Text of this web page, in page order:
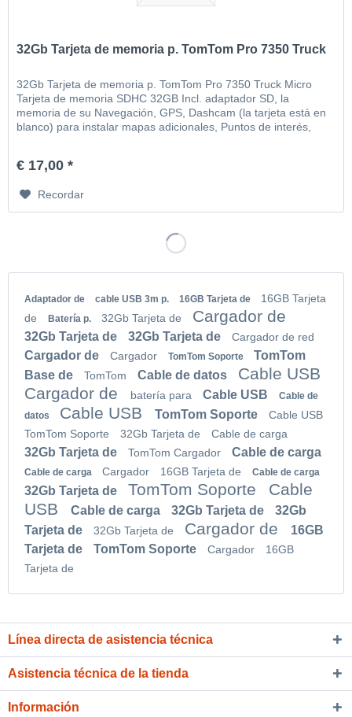
32Gb Tarjeta de memoria p. TomTom Pro 7350 Truck
32Gb Tarjeta de memoria p. TomTom Pro 7350 Truck Micro
Tarjeta de memoria SDHC 32GB Incl. adaptador SD, la
memoria de su Navegación, GPS, Dashcam (la tarjeta está en
blanco) para instalar mapas adicionales, Puntos de interés,
€ 17,00 *
Recordar
Adaptador de cable USB 3m p. 16GB Tarjeta de
16GB Tarjeta
de
Batería p. 32Gb Tarjeta de Cargador de
32Gb Tarjeta de 32Gb Tarjeta de Cargador de red
Cargador de Cargador TomTom Soporte
TomTom
Base de
TomTom Cable de datos
Cable USB
Cargador de
batería para Cable USB
Cable de
datos
Cable USB TomTom Soporte
Cable USB
TomTom Soporte
32Gb Tarjeta de Cable de carga
32Gb Tarjeta de TomTom Cargador Cable de carga
Cable de carga Cargador 16GB Tarjeta de Cable de carga
32Gb Tarjeta de TomTom Soporte
Cable
USB
Cable de carga 32Gb Tarjeta de
32Gb
Tarjeta de
32Gb Tarjeta de Cargador de
16GB
Tarjeta de
TomTom Soporte Cargador
16GB
Tarjeta de
Línea directa de asistencia técnica
Asistencia técnica de la tienda
Información